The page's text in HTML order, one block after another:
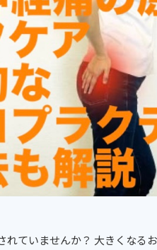
れていませんか？ 大きくなる